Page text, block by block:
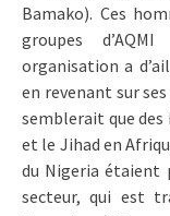
Bamako). Ces
groupes
organisation a
en revenant sur
semblerait que
et le Jihad en
du Nigeria étaient
secteur, qui est